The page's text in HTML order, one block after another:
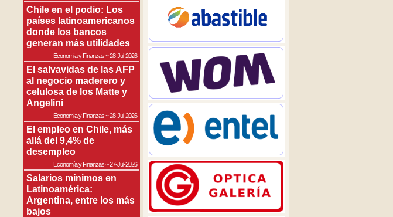
Chile en el podio: Los
países latinoamericanos
donde los bancos
generan más utilidades
Economía y Finanzas~28-Jul-2026
El salvavidas de las AFP
al negocio maderero y
celulosa de los Matte y
Angelini
Economía y Finanzas~28-Jul-2026
El empleo en Chile, más
allá del 9,4% de
desempleo
Economía y Finanzas~27-Jul-2026
Salarios mínimos en
Latinoamérica:
Argentina, entre los más
bajos